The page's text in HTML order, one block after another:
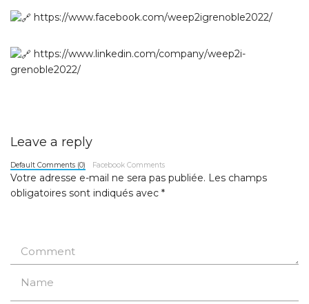
https://www.facebook.com/weep2igrenoble2022/
https://www.linkedin.com/company/weep2i-
grenoble2022/
Leave a reply
Default Comments (0) Facebook Comments
Votre adresse e-mail ne sera pas publiée. Les champs
obligatoires sont indiqués avec *